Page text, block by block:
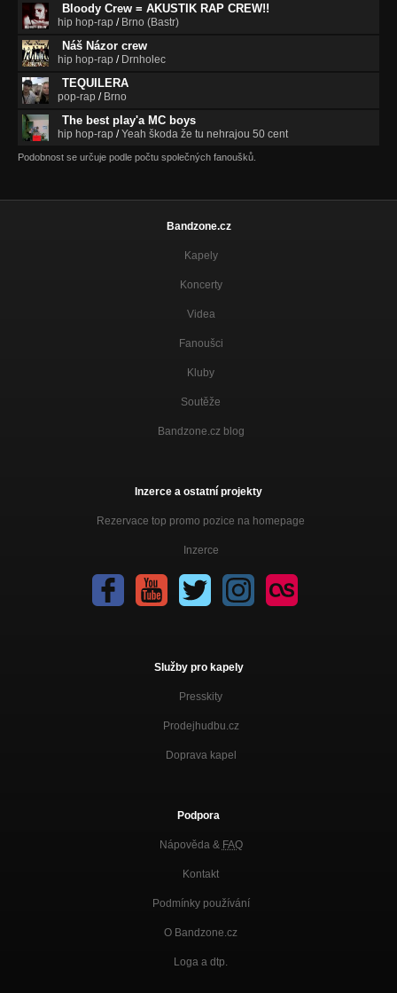
Bloody Crew = AKUSTIK RAP CREW!!
hip hop-rap / Brno (Bastr)
Náš Názor crew
hip hop-rap / Drnholec
TEQUILERA
pop-rap / Brno
The best play'a MC boys
hip hop-rap /Yeah škoda že tu nehrajou 50 cent
Podobnost se určuje podle počtu společných fanoušků.
Bandzone.cz
Kapely
Koncerty
Videa
Fanoušci
Kluby
Soutěže
Bandzone.cz blog
Inzerce a ostatní projekty
Rezervace top promo pozice na homepage
Inzerce
Služby pro kapely
Presskity
Prodejhudbu.cz
Doprava kapel
Podpora
Nápověda & FAQ
Kontakt
Podmínky používání
O Bandzone.cz
Loga a dtp.